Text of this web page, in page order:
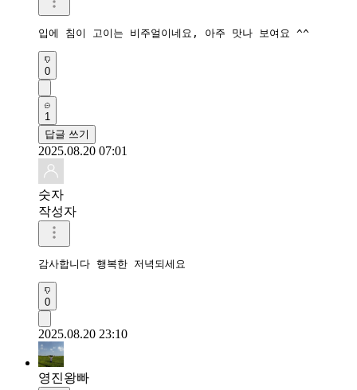
입에 침이 고이는 비주얼이네요, 아주 맛나 보여요 ^^
0
1
답글 쓰기
2025.08.20 07:01
숫자
작성자
감사합니다 행복한 저녁되세요
0
2025.08.20 23:10
영진왕빠